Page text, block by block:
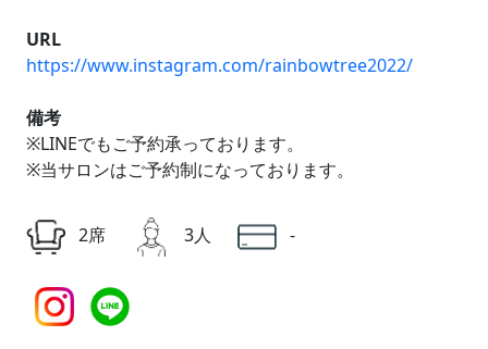
URL
https://www.instagram.com/rainbowtree2022/
備考
※LINEでもご予約承っております。
※当サロンはご予約制になっております。
2席 3人 -